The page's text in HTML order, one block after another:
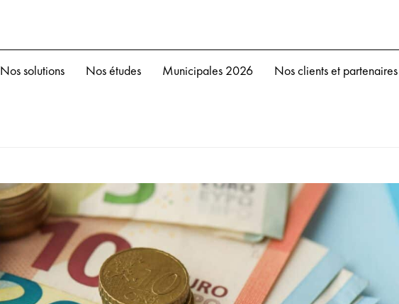
Nos solutions Nos études Municipales 2026 Nos clients et partenaires